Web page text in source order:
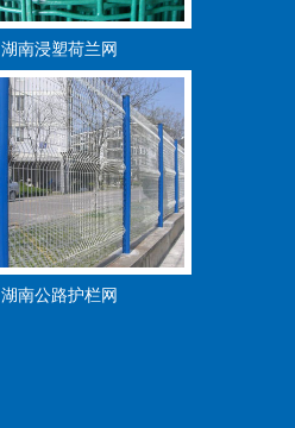
湖南浸塑荷兰网
湖南公路护栏网